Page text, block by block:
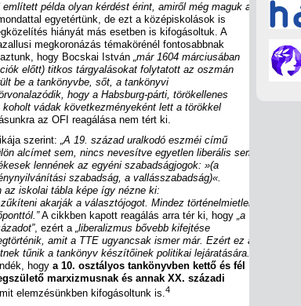
említett példa olyan kérdést érint, amiről még maguk a
egyetértünk, de ezt a középiskolások is
hiányát más esetben is kifogásoltuk. A
megkoronázás témakörénél fontosabbnak
hogy Bocskai István „már 1604 márciusában
előtt) titkos tárgyalásokat folytatott az oszmán
be a tankönyvbe, sőt, a tankönyvi
hogy a Habsburg-párti, törökellenes
vádak következményeként lett a törökkel
az OFI reagálása nem tért ki.
szerint: „A 19. század uralkodó eszméi című
alcímet sem, nincs nevesítve egyetlen liberális sem.
lennének az egyéni szabadságjogok: »(a
szabadság, a vallásszabadság)«.
iskolai tábla képe így nézne ki:
akarják a választójogot. Mindez történelmietlen
A cikkben kapott reagálás arra tér ki, hogy „a
, ezért a „liberalizmus bővebb kifejtése
amit a TTE ugyancsak ismer már. Ezért ez a
tűnik a tankönyv készítőinek politikai lejáratására.”
hogy a 10. osztályos tankönyvben kettő és fél
marxizmusnak és annak XX. századi
elemzésünkben kifogásoltunk is.4